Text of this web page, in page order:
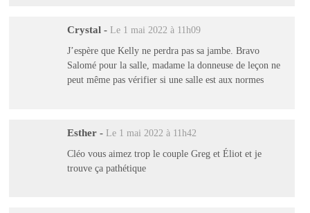
Crystal - Le 1 mai 2022 à 11h09
J’espère que Kelly ne perdra pas sa jambe. Bravo
Salomé pour la salle, madame la donneuse de leçon ne
peut même pas vérifier si une salle est aux normes
Esther - Le 1 mai 2022 à 11h42
Cléo vous aimez trop le couple Greg et Éliot et je
trouve ça pathétique